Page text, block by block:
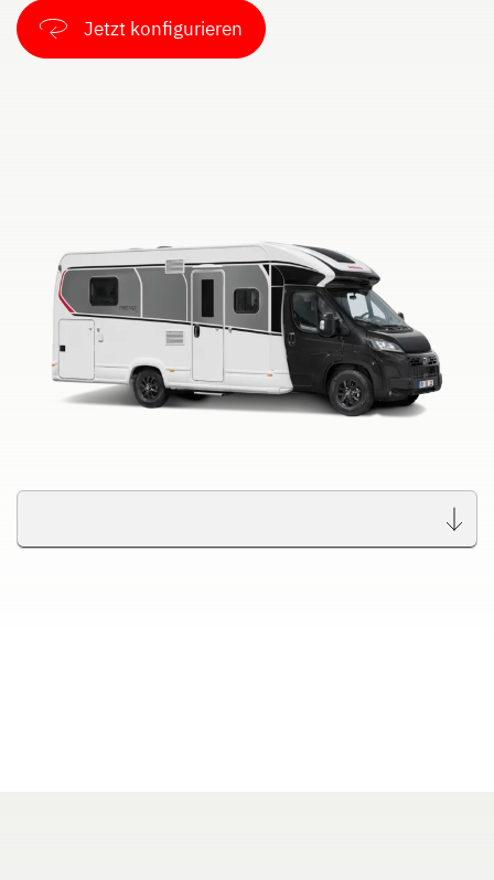
Unternehmen
Jetzt konfigurieren